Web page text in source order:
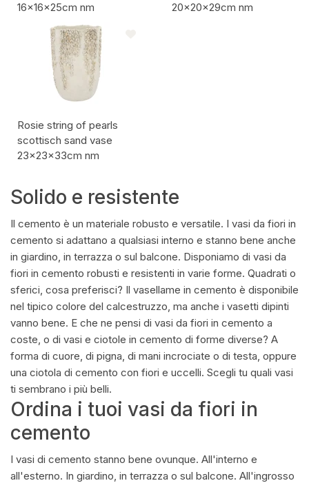
16x16x25cm nm
20x20x29cm nm
Rosie string of pearls
scottisch sand vase
23x23x33cm nm
Solido e resistente
Il cemento è un materiale robusto e versatile. I vasi da fiori in
cemento si adattano a qualsiasi interno e stanno bene anche
in giardino, in terrazza o sul balcone. Disponiamo di vasi da
fiori in cemento robusti e resistenti in varie forme. Quadrati o
sferici, cosa preferisci? Il vasellame in cemento è disponibile
nel tipico colore del calcestruzzo, ma anche i vasetti dipinti
vanno bene. E che ne pensi di vasi da fiori in cemento a
coste, o di vasi e ciotole in cemento di forme diverse? A
forma di cuore, di pigna, di mani incrociate o di testa, oppure
una ciotola di cemento con fiori e uccelli. Scegli tu quali vasi
ti sembrano i più belli.
Ordina i tuoi vasi da fiori in
cemento
I vasi di cemento stanno bene ovunque. All'interno e
all'esterno. In giardino, in terrazza o sul balcone. All'ingrosso